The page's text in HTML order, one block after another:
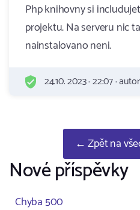
Php knihovny si
projektu. Na serveru nic
nainstalovano neni.
24.10. 2023 · 22:07 ·
← Zpět na
Nové příspěvky
Chyba 500